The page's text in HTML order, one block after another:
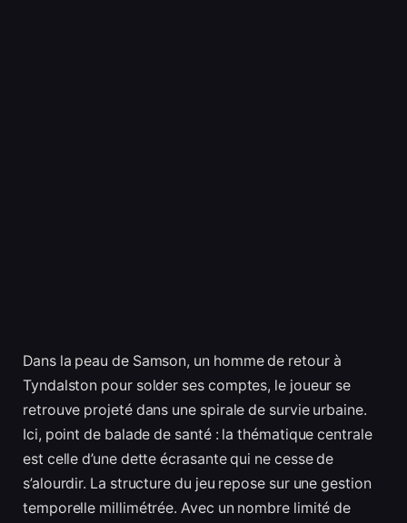
Dans la peau de Samson, un homme de retour à
Tyndalston pour solder ses comptes, le joueur se
retrouve projeté dans une spirale de survie urbaine.
Ici, point de balade de santé : la thématique centrale
est celle d’une dette écrasante qui ne cesse de
s’alourdir. La structure du jeu repose sur une gestion
temporelle millimétrée. Avec un nombre limité de